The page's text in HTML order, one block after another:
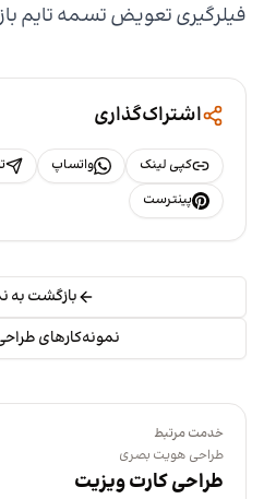
فیلرگیری تعویض تسمه تایم
اشتراک‌گذاری
کپی لینک واتساپ
پینترست
بازگشت به
نمونه‌کارهای
خدمت مرتبط
طراحی هویت بصری
طراحی کارت ویزیت